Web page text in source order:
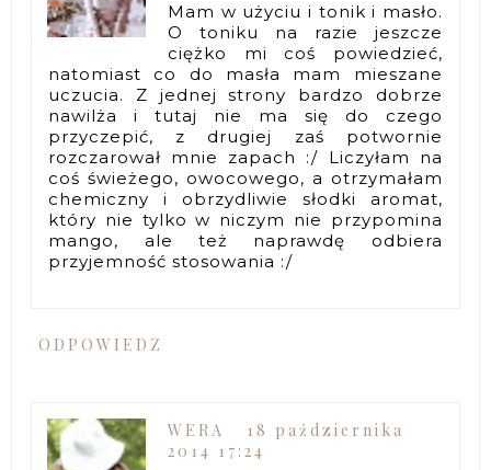
Mam w użyciu i tonik i masło.
O toniku na razie jeszcze
ciężko mi coś powiedzieć,
natomiast co do masła mam mieszane
uczucia. Z jednej strony bardzo dobrze
nawilża i tutaj nie ma się do czego
przyczepić, z drugiej zaś potwornie
rozczarował mnie zapach :/ Liczyłam na
coś świeżego, owocowego, a otrzymałam
chemiczny i obrzydliwie słodki aromat,
który nie tylko w niczym nie przypomina
mango, ale też naprawdę odbiera
przyjemność stosowania :/
ODPOWIEDZ
WERA
18 października
2014 17:24